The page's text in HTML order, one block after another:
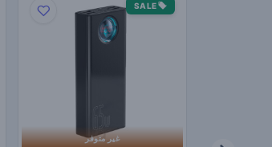
SALE
غير متوفر